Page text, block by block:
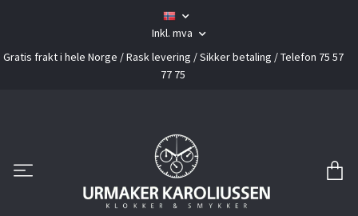
Inkl. mva
Gratis frakt i hele Norge / Rask levering / Sikker betaling / Telefon 75 57
77 75